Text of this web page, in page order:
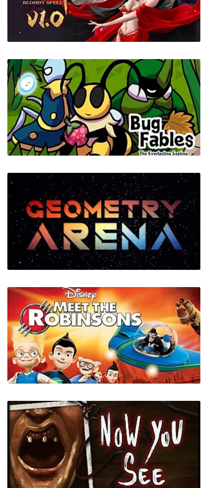
Bloody Spell
Bug Fables: The Everlasting Sapling
Geometry Arena
Disney's Meet the Robinsons (В гости к
Робинсонам)